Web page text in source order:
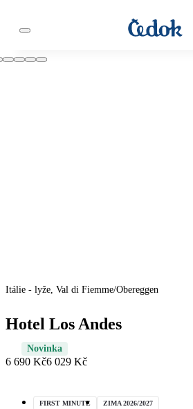
Itálie - lyže, Val di Fiemme/Obereggen
Hotel Los Andes
Novinka
6 690 Kč6 029 Kč
FIRST MINUTE ZIMA 2026/2027